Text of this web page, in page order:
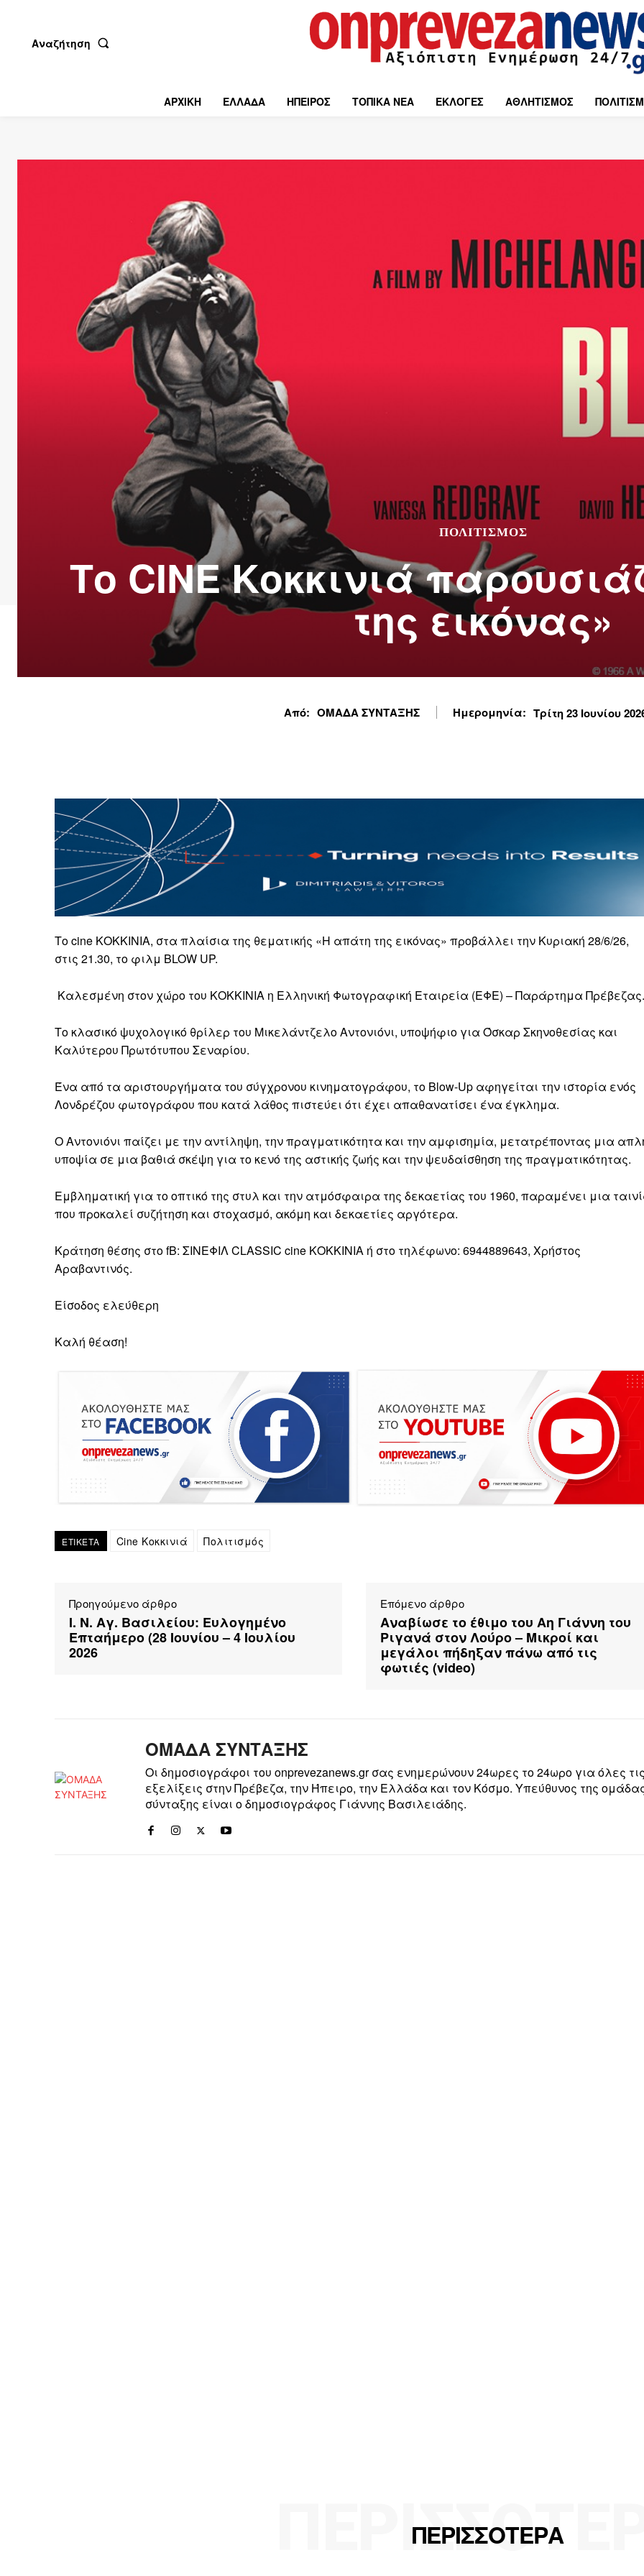
Αναζήτηση
ΑΡΧΙΚΗ ΕΛΛΑΔΑ ΗΠΕΙΡΟΣ ΤΟΠΙΚΑ ΝΕΑ ΕΚΛΟΓΕΣ ΑΘΛΗΤΙΣΜΟΣ
ΠΟΛΙΤΙΣΜΌΣ
Το CINE Κοκκινιά
της εικόνας»
Από: ΟΜΑΔΑ ΣΥΝΤΑΞΗΣ Ημερομηνία: Τρίτη 23 Ιουνίου
Τo cine ΚΟΚΚΙΝΙΑ, στα πλαίσια της θεματικής «Η απάτη της εικόνας» προβάλλει την Κυριακή 28/6/26,
στις 21.30, το φιλμ BLOW UP.
Καλεσμένη στον χώρο του ΚΟΚΚΙΝΙΑ η Ελληνική Φωτογραφική Εταιρεία (ΕΦΕ) – Παράρτημα Πρέβεζας.
Το κλασικό ψυχολογικό θρίλερ του Μικελάντζελο Αντονιόνι, υποψήφιο για Όσκαρ Σκηνοθεσίας και
Καλύτερου Πρωτότυπου Σεναρίου.
Ένα από τα αριστουργήματα του σύγχρονου κινηματογράφου, το Blow-Up αφηγείται την ιστορία ενός
Λονδρέζου φωτογράφου που κατά λάθος πιστεύει ότι έχει απαθανατίσει ένα έγκλημα.
Ο Aντονιόνι παίζει με την αντίληψη, την πραγματικότητα και την αμφισημία, μετατρέποντας μια
υποψία σε μια βαθιά σκέψη για το κενό της αστικής ζωής και την ψευδαίσθηση της πραγματικότητας.
Εμβληματική για το οπτικό της στυλ και την ατμόσφαιρα της δεκαετίας του 1960, παραμένει μια
που προκαλεί συζήτηση και στοχασμό, ακόμη και δεκαετίες αργότερα.
Κράτηση θέσης στο fB: ΣΙΝΕΦΙΛ CLASSIC cine ΚΟΚΚΙΝΙΑ ή στο τηλέφωνο: 6944889643, Χρήστος
Αραβαντινός.
Είσοδος ελεύθερη
Καλή θέαση!
ΕΤΙΚΕΤΑ Cine Κοκκινιά Πολιτισμός
Προηγούμενο άρθρο
Ι. Ν. Αγ. Βασιλείου: Ευλογημένο
Επταήμερο (28 Ιουνίου – 4 Ιουλίου
2026
Επόμενο άρθρο
Αναβίωσε το έθιμο του Αη Γιάννη του
Ριγανά στον Λούρο – Μικροί και
μεγάλοι πήδηξαν πάνω από τις
φωτιές (video)
ΟΜΑΔΑ ΣΥΝΤΑΞΗΣ
Οι δημοσιογράφοι του onprevezanews.gr σας ενημερώνουν 24ωρες το 24ωρο για όλες
εξελίξεις στην Πρέβεζα, την Ήπειρο, την Ελλάδα και τον Κόσμο. Υπεύθυνος της
σύνταξης είναι ο δημοσιογράφος Γιάννης Βασιλειάδης.
ΠΕΡΙΣΣΟΤΕΡΑ